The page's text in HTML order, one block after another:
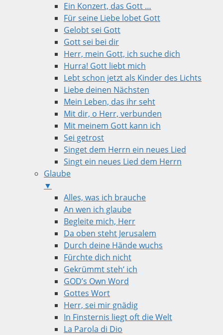
Ein Konzert, das Gott …
Für seine Liebe lobet Gott
Gelobt sei Gott
Gott sei bei dir
Herr, mein Gott, ich suche dich
Hurra! Gott liebt mich
Lebt schon jetzt als Kinder des Lichts
Liebe deinen Nächsten
Mein Leben, das ihr seht
Mit dir, o Herr, verbunden
Mit meinem Gott kann ich
Sei getrost
Singet dem Herrn ein neues Lied
Singt ein neues Lied dem Herrn
Glaube
▼
Alles, was ich brauche
An wen ich glaube
Begleite mich, Herr
Da oben steht Jerusalem
Durch deine Hände wuchs
Fürchte dich nicht
Gekrümmt steh‘ ich
GOD’s Own Word
Gottes Wort
Herr, sei mir gnädig
In Finsternis liegt oft die Welt
La Parola di Dio